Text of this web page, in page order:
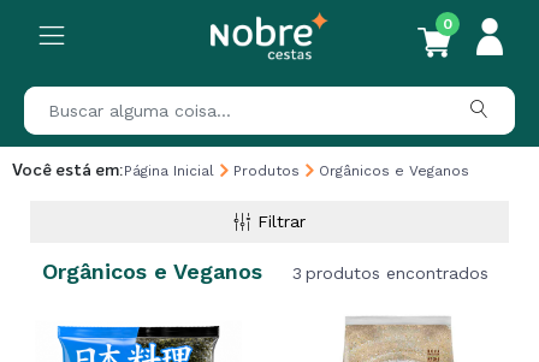
0
Você está em:Página Inicial Produtos Orgânicos e Veganos
Filtrar
Orgânicos e Veganos 3 produtos encontrados